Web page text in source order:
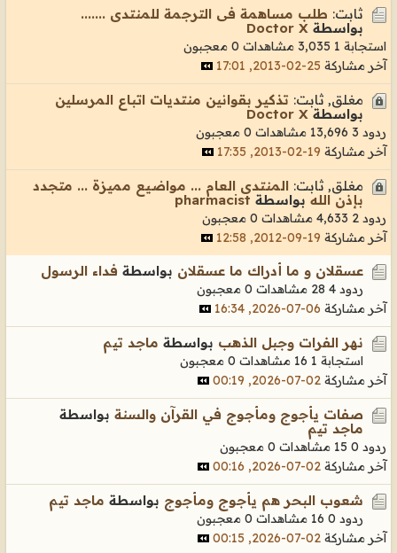
ثابت: طلب مساهمة فى الترجمة للمنتدى .......
بواسطة Doctor X
استجابة 1 3,035 مشاهدات
0 معجبون
آخر مشاركة 25-02-2013, 17:01
مغلق, ثابت: تذكير بقوانين منتديات اتباع المرسلين
بواسطةDoctor X
ردود 3 13,696 مشاهدات
0 معجبون
آخر مشاركة 19-02-2013, 17:35
مغلق, ثابت: المنتدى العام ... مواضيع مميزة ... متجدد
بإذن الله بواسطة pharmacist
ردود 2 4,633 مشاهدات
0 معجبون
آخر مشاركة 19-09-2012, 12:58
عسقلان و ما أدراك ما عسقلان بواسطة فداء الرسول
ردود 4 28 مشاهدات
0 معجبون
آخر مشاركة 06-07-2026, 16:34
نهر الفرات وجبل الذهب بواسطة ماجد تيم
استجابة 1 16 مشاهدات
0 معجبون
آخر مشاركة 02-07-2026, 00:19
صفات يأجوج ومأجوج في القرآن والسنة بواسطة
ماجد تيم
ردود 0 15 مشاهدات
0 معجبون
آخر مشاركة 02-07-2026, 00:16
شعوب البحر هم يأجوج ومأجوج بواسطة ماجد تيم
ردود 0 16 مشاهدات
0 معجبون
آخر مشاركة 02-07-2026, 00:15